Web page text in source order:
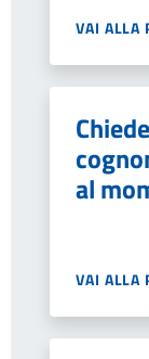
VAI ALLA
al
VAI ALLA